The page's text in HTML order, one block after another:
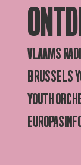
VLAAMS
BRUSSELS
YOUTH